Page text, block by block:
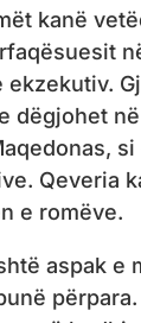
kanë
dëgjohet
Qeveria
e romëve.
aspak e